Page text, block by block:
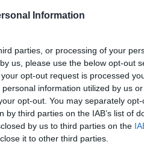
Information
parties, or processing of your
us, please use the below opt-out
opt-out request is processed
information utilized by us
opt-out. You may separately
third parties on the IAB’s list of
by us to third parties on the
it to other third parties.
di San Cristofor...